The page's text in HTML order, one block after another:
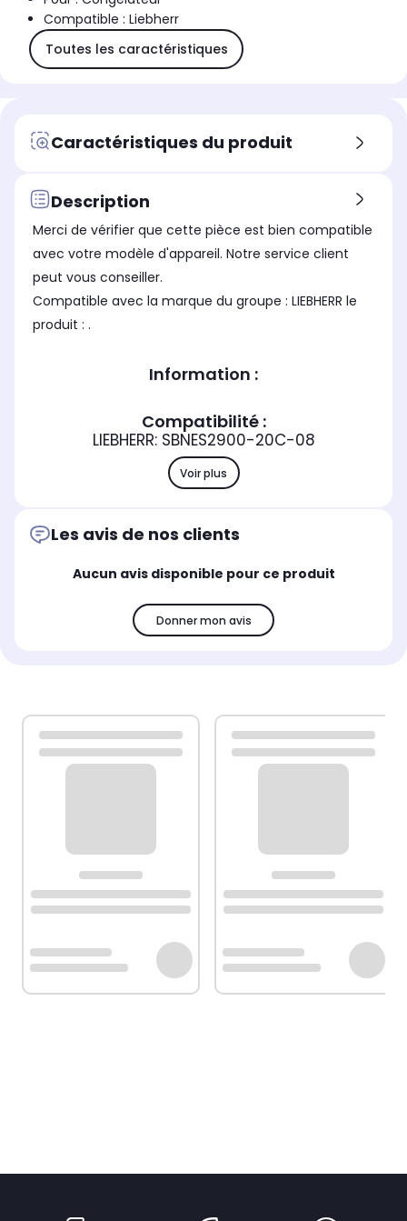
Compatible : Liebherr
Toutes les caractéristiques
Caractéristiques du produit
Description
Merci de vérifier que cette pièce est bien compatible
avec votre modèle d'appareil. Notre service client
peut vous conseiller.
Compatible avec la marque du groupe : LIEBHERR le
produit : .
Information :
Compatibilité :
LIEBHERR: SBNES2900-20C-08
Voir plus
Les avis de nos clients
Aucun avis disponible pour ce produit
Donner mon avis